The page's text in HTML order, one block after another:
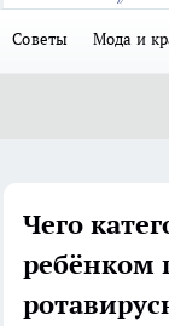
Советы Мода и
Чего
ребёнком